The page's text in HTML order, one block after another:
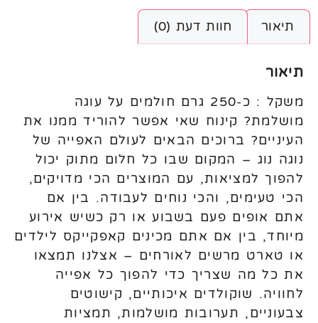
תיאור חוות דעת (0)
תיאור
משקל : כ-250 גרם חולמים על עוגה
מושלמת? קינוח שאי אפשר להוריד ממנו את
העיניים? ברוכים הבאים לעולם האפייה של
נוגה נוג – המקום שבו כל חלום מתוק יכול
להפוך למציאות, עם המוצרים הכי מדויקים,
הכי טעימים, והכי נוחים לעבודה. בין אם
אתם אופים פעם בשבוע או רק כשיש אירוע
מיוחד, בין אם אתם מכינים קאפקייקס לילדים
או טארט מרשים לאורחים – אצלנו תמצאו
את כל מה שצריך כדי להפוך כל אפייה
לחוויה. שוקולדים איכותיים, קישוטים
צבעוניים, תערובות מושלמות, תמציות